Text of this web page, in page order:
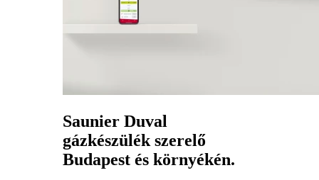
Saunier Duval
gázkészülék szerelő
Budapest és környékén.